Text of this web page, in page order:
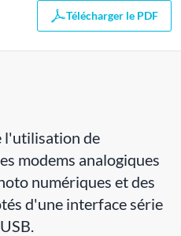
Télécharger le PDF
l'utilisation de
modems analogiques
numériques et des
d'une interface série